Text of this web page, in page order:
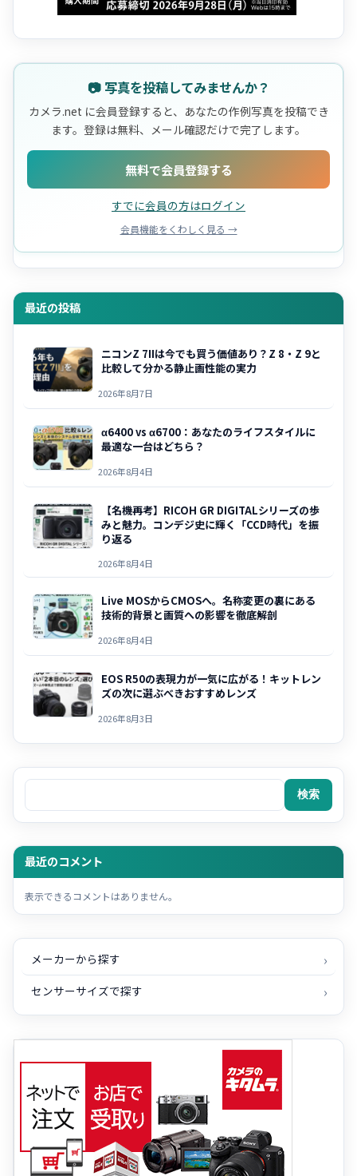
📷 写真を投稿してみませんか？
カメラ.net に会員登録すると、あなたの作例写真を投稿でき
ます。登録は無料、メール確認だけで完了します。
無料で会員登録する
すでに会員の方はログイン
会員機能をくわしく見る →
最近の投稿
ニコンZ 7IIは今でも買う価値あり？Z 8・Z 9と
比較して分かる静止画性能の実力
2026年8月7日
α6400 vs α6700：あなたのライフスタイルに
最適な一台はどちら？
2026年8月4日
【名機再考】RICOH GR DIGITALシリーズの歩
みと魅力。コンデジ史に輝く「CCD時代」を振
り返る
2026年8月4日
Live MOSからCMOSへ。名称変更の裏にある
技術的背景と画質への影響を徹底解剖
2026年8月4日
EOS R50の表現力が一気に広がる！キットレン
ズの次に選ぶべきおすすめレンズ
2026年8月3日
検索
検索
最近のコメント
表示できるコメントはありません。
メーカーから探す
センサーサイズで探す